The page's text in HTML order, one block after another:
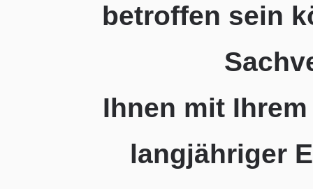
betroffen sein
Ihnen mit
langjähriger